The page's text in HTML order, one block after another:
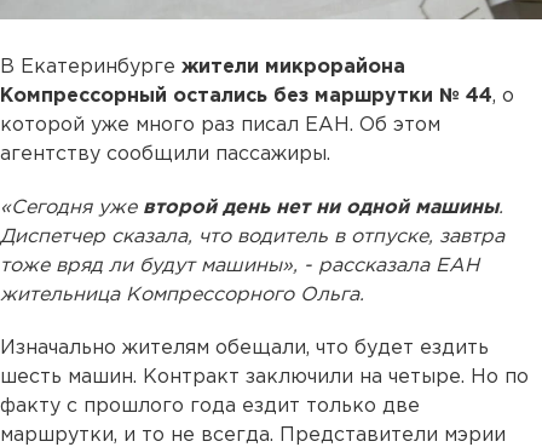
В Екатеринбурге жители микрорайона
Компрессорный остались без маршрутки № 44, о
которой уже много раз писал ЕАН. Об этом
агентству сообщили пассажиры.
«Сегодня уже второй день нет ни одной машины.
Диспетчер сказала, что водитель в отпуске, завтра
тоже вряд ли будут машины», - рассказала ЕАН
жительница Компрессорного Ольга.
Изначально жителям обещали, что будет ездить
шесть машин. Контракт заключили на четыре. Но по
факту с прошлого года ездит только две
маршрутки, и то не всегда. Представители мэрии